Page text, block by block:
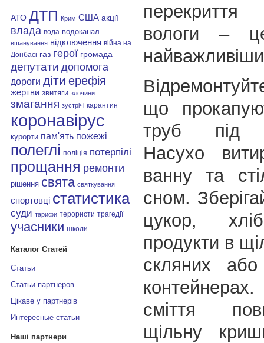
АТО ДТП Крим США акції
влада вода водоканал
вшанування відключення війна на
Донбасі газ герої громада
депутати допомога
дороги діти ерефія
жертви звитяги злочини
змагання зустрічі карантин
коронавірус
курорти пам'ять пожежі
полеглі поліція потерпілі
прощання ремонти
рішення свята святкування
спортовці статистика
суди тарифи терористи трагедії
учасники школи
Каталог Статей
Статьи
Статьи партнеров
Цікаве у партнерів
Интересные статьи
Наші партнери
вологи –
що
труб під
Насухо
ванну та
сном.
цукор,
продукти в
скляних або
сміття
щільну